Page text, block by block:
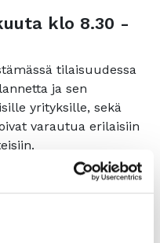
klo 8.30 -
tilaisuudessa
ja sen
yrityksille, sekä
varautua erilaisiin
turvallisuusriskejä
yritys voi